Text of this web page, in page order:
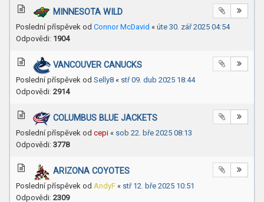
MINNESOTA WILD
Poslední příspěvek od Connor McDavid « úte 30. zář 2025 04:54
Odpovědi: 1904
VANCOUVER CANUCKS
Poslední příspěvek od Selly8 « stř 09. dub 2025 18:44
Odpovědi: 2914
COLUMBUS BLUE JACKETS
Poslední příspěvek od cepi « sob 22. bře 2025 08:13
Odpovědi: 3778
ARIZONA COYOTES
Poslední příspěvek od AndyF « stř 12. bře 2025 10:51
Odpovědi: 2309